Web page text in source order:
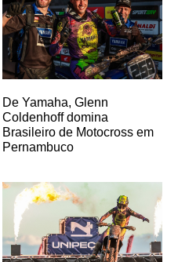
De Yamaha, Glenn
Coldenhoff domina
Brasileiro de Motocross em
Pernambuco